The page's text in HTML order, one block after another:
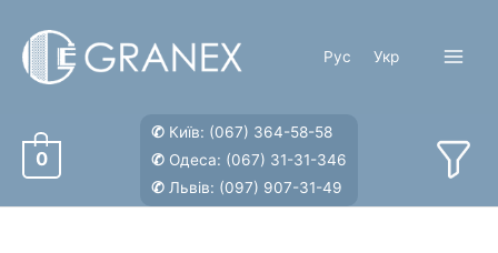
содержимому
Рус Укр
0
✆ Київ: (067) 364-58-58
✆ Одеса: (067) 31-31-346
✆ Львів: (097) 907-31-49